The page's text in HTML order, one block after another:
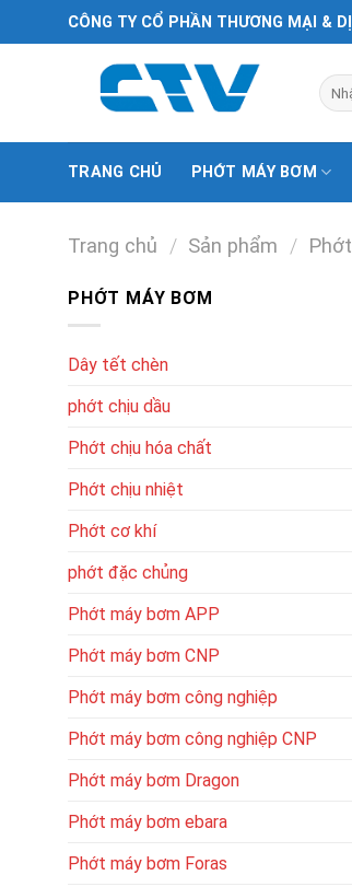
đến
CÔNG TY CỔ PHẦN THƯƠNG MẠI &
Tìm
kiếm:
TRANG CHỦ PHỚT MÁY BƠM
Trang chủ / Sản phẩm /
PHỚT MÁY BƠM
Dây tết chèn
phớt chịu dầu
Phớt chịu hóa chất
Phớt chịu nhiệt
Phớt cơ khí
phớt đặc chủng
Phớt máy bơm APP
Phớt máy bơm CNP
Phớt máy bơm công nghiệp
Phớt máy bơm công nghiệp CNP
Phớt máy bơm Dragon
Phớt máy bơm ebara
Phớt máy bơm Foras